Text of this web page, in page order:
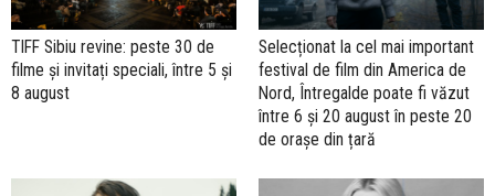
TIFF Sibiu revine: peste 30 de
filme și invitați speciali, între 5 și
8 august
Selecționat la cel mai important
festival de film din America de
Nord, Întregalde poate fi văzut
între 6 și 20 august în peste 20
de orașe din țară